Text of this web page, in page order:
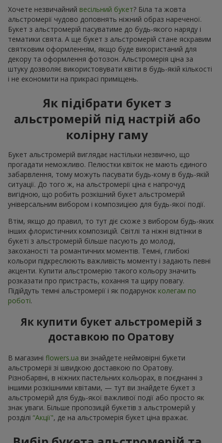
Хочете незвичайний весільний букет? Біла та жовта
альстромерії чудово доповнять ніжний образ нареченої.
Букет з альстромерій пасуватиме до будь-якого наряду і
тематики свята. А ще букет з альстромерій стане яскравим
святковим оформленням, якщо буде використаний для
декору та оформлення фотозон. Альстромерія ціна за
штуку дозволяє використовувати квіти в будь-якій кількості
і не економити на прикрасі приміщень.
Як підібрати букет з
альстромерій під настрій або
колірну гаму
Букет альстромерій виглядає настільки незвично, що
прогадати неможливо. Пелюстки квіток не мають єдиного
забарвлення, тому можуть пасувати будь-кому в будь-якій
ситуації. До того ж, на альстромерії ціна є напрочуд
вигідною, що робить розкішний букет альстромерій
універсальним вибором і композицією для будь-якої події.
Втім, якщо до правил, то тут діє схоже з вибором будь-яких
інших флористичних композицій. Світлі та ніжні відтінки в
букеті з альстромерій більше пасують до молоді,
закоханості та романтичних моментів. Темні, глибокі
кольори підкреслюють важливість моменту і задають певні
акценти. Купити альстромерію такого кольору значить
розказати про пристрасть, кохання та щиру повагу.
Підійдуть темні альстромерії і як подарунок колегам по
роботі.
Як купити букет альстромерій з
доставкою по Оратову
В магазині flowers.ua ви знайдете неймовірні букети
альстромеріі зі швидкою доставкою по Оратову.
Різнобарвні, в ніжних пастельних кольорах, в поєднанні з
іншими розкішними квітами, — тут ви знайдете букет з
альстромерій для будь-якої важливої події або просто як
знак уваги. Більше пропозицій букетів з альстромерій у
розділі “Акції", де на альстромерія букет ціна вражає.